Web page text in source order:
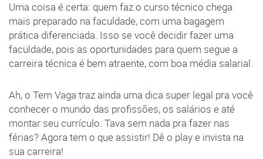
Uma coisa é certa: quem faz o curso técnico chega
mais preparado na faculdade, com uma bagagem
prática diferenciada. Isso se você decidir fazer uma
faculdade, pois as oportunidades para quem segue a
carreira técnica é bem atraente, com boa média salarial.
Ah, o Tem Vaga traz ainda uma dica super legal pra você
conhecer o mundo das profissões, os salários e até
montar seu currículo. Tava sem nada pra fazer nas
férias? Agora tem o que assistir! Dê o play e invista na
sua carreira!